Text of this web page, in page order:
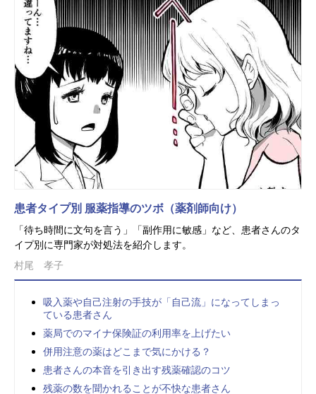
患者タイプ別 服薬指導のツボ（薬剤師向け）
「待ち時間に文句を言う」「副作用に敏感」など、患者さんのタ
イプ別に専門家が対処法を紹介します。
村尾 孝子
吸入薬や自己注射の手技が「自己流」になってしまっ
ている患者さん
薬局でのマイナ保険証の利用率を上げたい
併用注意の薬はどこまで気にかける？
患者さんの本音を引き出す残薬確認のコツ
残薬の数を聞かれることが不快な患者さん